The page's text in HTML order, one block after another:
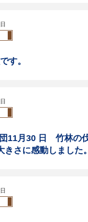
す。
11月30 日 竹林の
さに感動しました。